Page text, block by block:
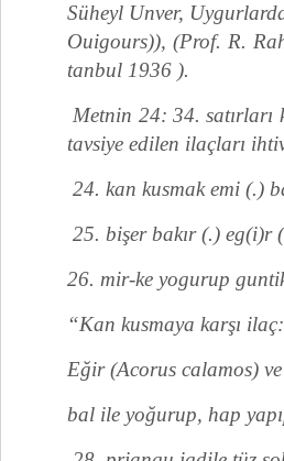
Süheyl Unver,
Ouigours)), (Prof. R.
tanbul 1936 ).
Metnin 24: 34. satırları
tavsiye edilen ilaçları
24. kan kusmak emi (.)
25. bişer bakır (.) eg(i)r
26. mir-ke yogurup
“Kan kusmaya karşı
Eğir (Acorus calamos)
bal ile yoğurup, hap